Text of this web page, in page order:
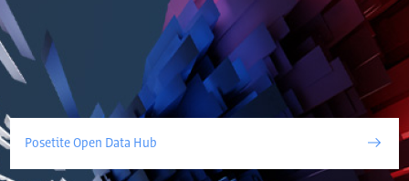
Posetite Open Data Hub